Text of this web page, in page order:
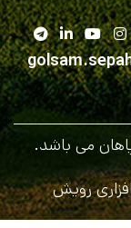
می باشد.
رویش